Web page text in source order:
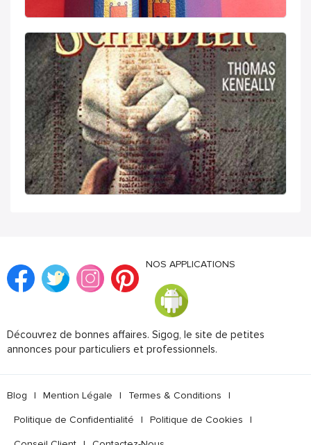
NOS APPLICATIONS
Découvrez de bonnes affaires. Sigog, le site de petites
annonces pour particuliers et professionnels.
Blog | Mention Légale | Termes & Conditions |
Politique de Confidentialité | Politique de Cookies |